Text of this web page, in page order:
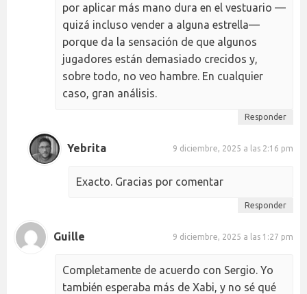
por aplicar más mano dura en el vestuario —
quizá incluso vender a alguna estrella—
porque da la sensación de que algunos
jugadores están demasiado crecidos y,
sobre todo, no veo hambre. En cualquier
caso, gran análisis.
Responder
Yebrita 9 diciembre, 2025 a las 2:16 pm
Exacto. Gracias por comentar
Responder
Guille 9 diciembre, 2025 a las 1:27 pm
Completamente de acuerdo con Sergio. Yo
también esperaba más de Xabi, y no sé qué